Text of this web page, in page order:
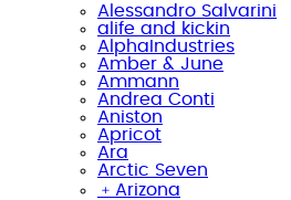
Alessandro Salvarini
alife and kickin
AlphaIndustries
Amber & June
Ammann
Andrea Conti
Aniston
Apricot
Ara
Arctic Seven
﹢ Arizona